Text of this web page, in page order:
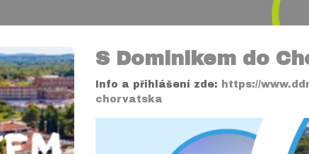
S Dominikem do
Info a přihlášení zde: https://
chorvatska